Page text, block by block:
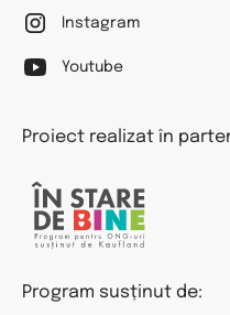
Instagram
Youtube
Proiect realizat în
Program susținut de: